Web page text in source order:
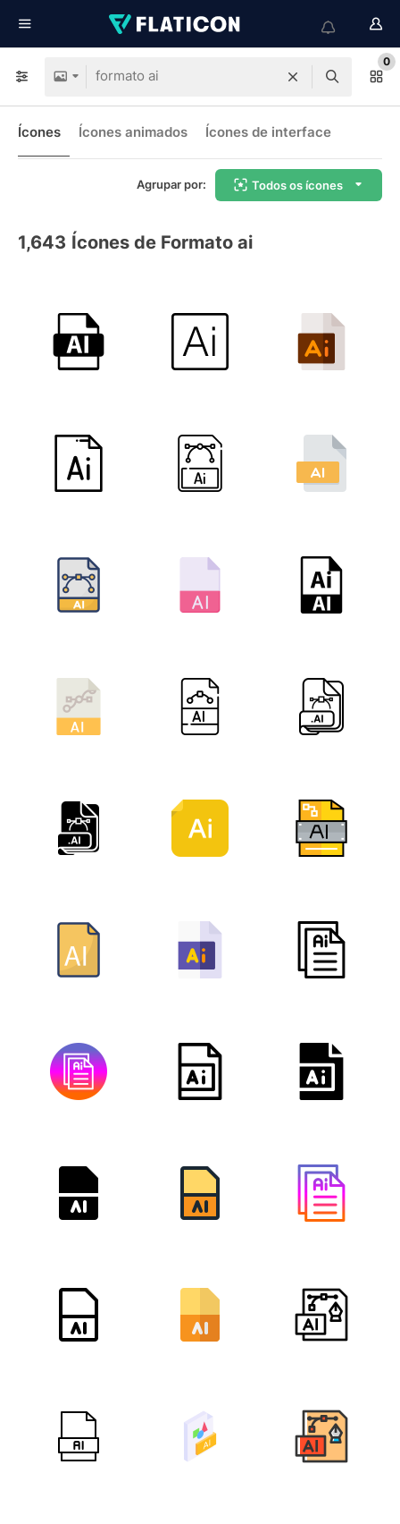
0
Ícones Ícones animados Ícones de interface
Agrupar por: Todos os ícones
1,643 Ícones de Formato ai